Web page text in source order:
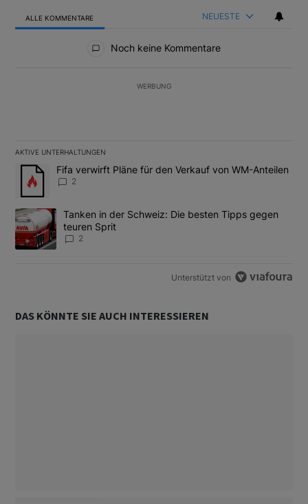
ALLE KOMMENTARE NEUESTE
Noch keine Kommentare
WERBUNG
AKTIVE UNTERHALTUNGEN
Das Folgende ist eine Liste der am meisten kommentierten
Ein Trendartikel mit dem Titel "Fifa verwirft Pläne für den
Fifa verwirft Pläne für den Verkauf von WM-Anteilen
2
Ein Trendartikel mit dem Titel "Tanken in der Schweiz: Die
Tanken in der Schweiz: Die besten Tipps gegen
teuren Sprit
2
Unterstützt von
DAS KÖNNTE SIE AUCH INTERESSIEREN